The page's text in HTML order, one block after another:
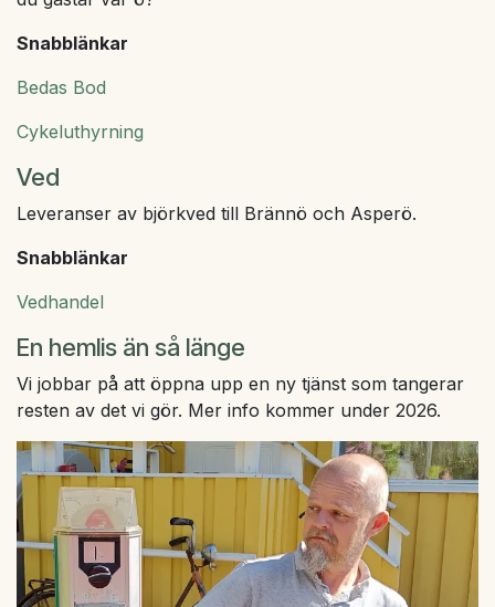
Snabblänkar
Bedas Bod
Cykeluthyrning
Ved
Leveranser av björkved till Brännö och Asperö.
Snabblänkar
Vedhandel
En hemlis än så länge
Vi jobbar på att öppna upp en ny tjänst som tangerar
resten av det vi gör. Mer info kommer under 2026.